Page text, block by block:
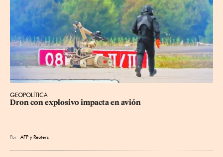
GEOPOLÍTICA
Dron con explosivo impacta en avión
Por AFP yReuters